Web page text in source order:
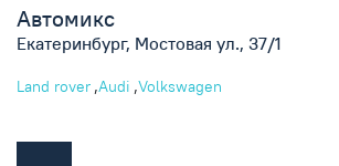
Автомикс
Екатеринбург, Мостовая ул., 37/1
Land rover ,Audi ,Volkswagen